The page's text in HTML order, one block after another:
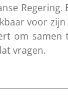
Regering.
voor zijn
om samen
vragen.